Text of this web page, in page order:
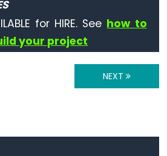
for HIRE. See how to
your project
NEXT